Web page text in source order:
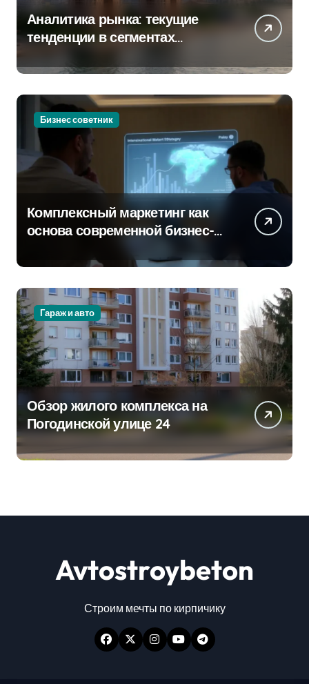
Аналитика рынка: текущие
тенденции в сегментах
Бизнес советник
Комплексный маркетинг как
основа современной бизнес-
Гараж и авто
Обзор жилого комплекса на
Погодинской улице 24
Avtostroybeton
Строим мечты по кирпичику